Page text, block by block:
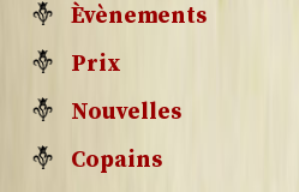
Èvènements
Prix
Nouvelles
Copains